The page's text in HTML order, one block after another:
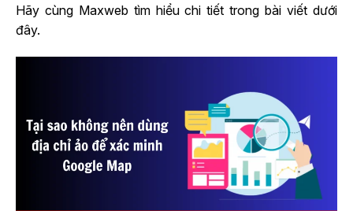
Hãy cùng Maxweb tìm hiểu chi tiết trong bài viết dưới
đây.